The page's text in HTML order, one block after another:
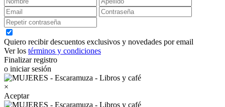
Quiero recibir descuentos exclusivos y novedades por email
Ver los términos y condiciones
Finalizar registro
o iniciar sesión
×
Aceptar